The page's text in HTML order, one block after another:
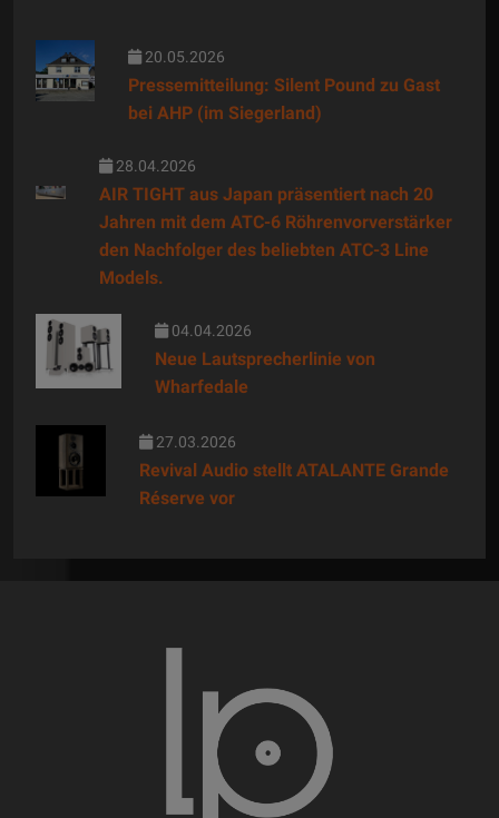
20.05.2026
Pressemitteilung: Silent Pound zu Gast
bei AHP (im Siegerland)
28.04.2026
AIR TIGHT aus Japan präsentiert nach 20
Jahren mit dem ATC-6 Röhrenvorverstärker
den Nachfolger des beliebten ATC-3 Line
Models.
04.04.2026
Neue Lautsprecherlinie von
Wharfedale
27.03.2026
Revival Audio stellt ATALANTE Grande
Réserve vor